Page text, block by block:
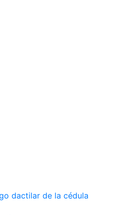
dactilar de la cédula